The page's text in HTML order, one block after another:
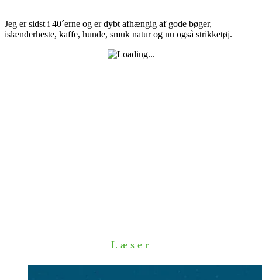
Jeg er sidst i 40´erne og er dybt afhængig af gode bøger,
islænderheste, kaffe, hunde, smuk natur og nu også strikketøj.
Læser